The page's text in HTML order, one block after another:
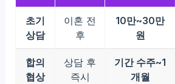
초기
상담
이혼 전
후
10만~30만
원
합의
협상
상담 후
즉시
기간 수주~1
개월